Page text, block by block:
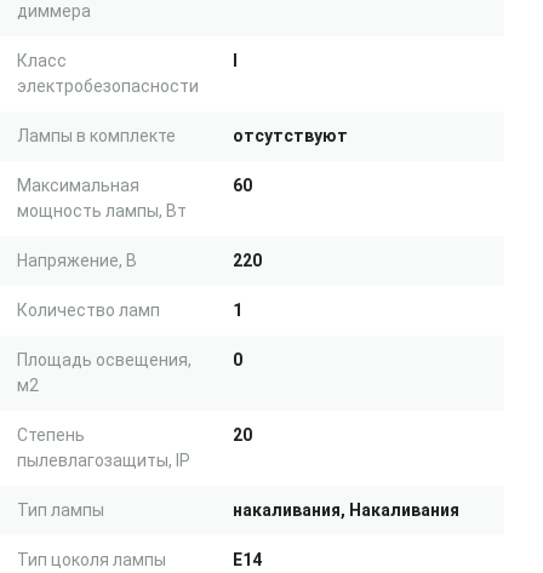
диммера
Класс
электробезопасности
Лампы в комплекте отсутствуют
Максимальная
мощность лампы, Вт
60
Напряжение, В 220
Количество ламп 1
Площадь освещения,
м2
0
Степень
пылевлагозащиты, IP
20
Тип лампы накаливания, Накаливания
Тип цоколя лампы E14